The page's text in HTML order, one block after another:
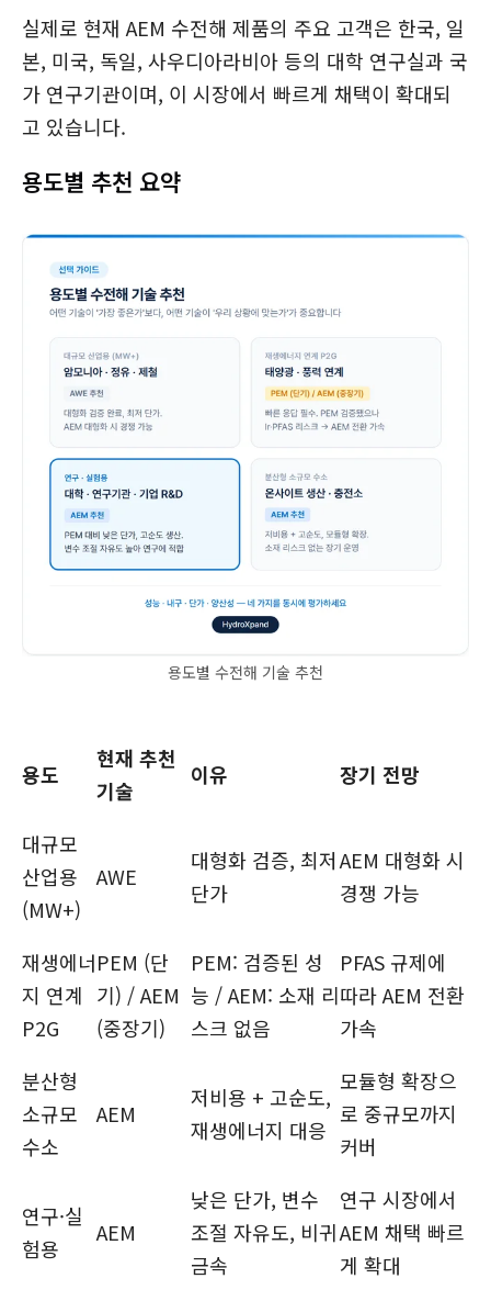
실제로 현재 AEM 수전해 제품의 주요 고객은 한국, 일
본, 미국, 독일, 사우디아라비아 등의 대학 연구실과 국
가 연구기관이며, 이 시장에서 빠르게 채택이 확대되
고 있습니다.
용도별 추천 요약
용도별 수전해 기술 추천
용도
현재 추천
기술
이유 장기 전망
대규모
산업용
(MW+)
AWE
대형화 검증, 최저
단가
AEM 대형화 시
경쟁 가능
재생에너
지 연계
P2G
PEM (단
기) / AEM
(중장기)
PEM: 검증된 성
능 / AEM: 소재 리
스크 없음
PFAS 규제에
따라 AEM 전환
가속
분산형
소규모
수소
AEM
저비용 + 고순도,
재생에너지 대응
모듈형 확장으
로 중규모까지
커버
연구·실
험용
AEM
낮은 단가, 변수
조절 자유도, 비귀
금속
연구 시장에서
AEM 채택 빠르
게 확대